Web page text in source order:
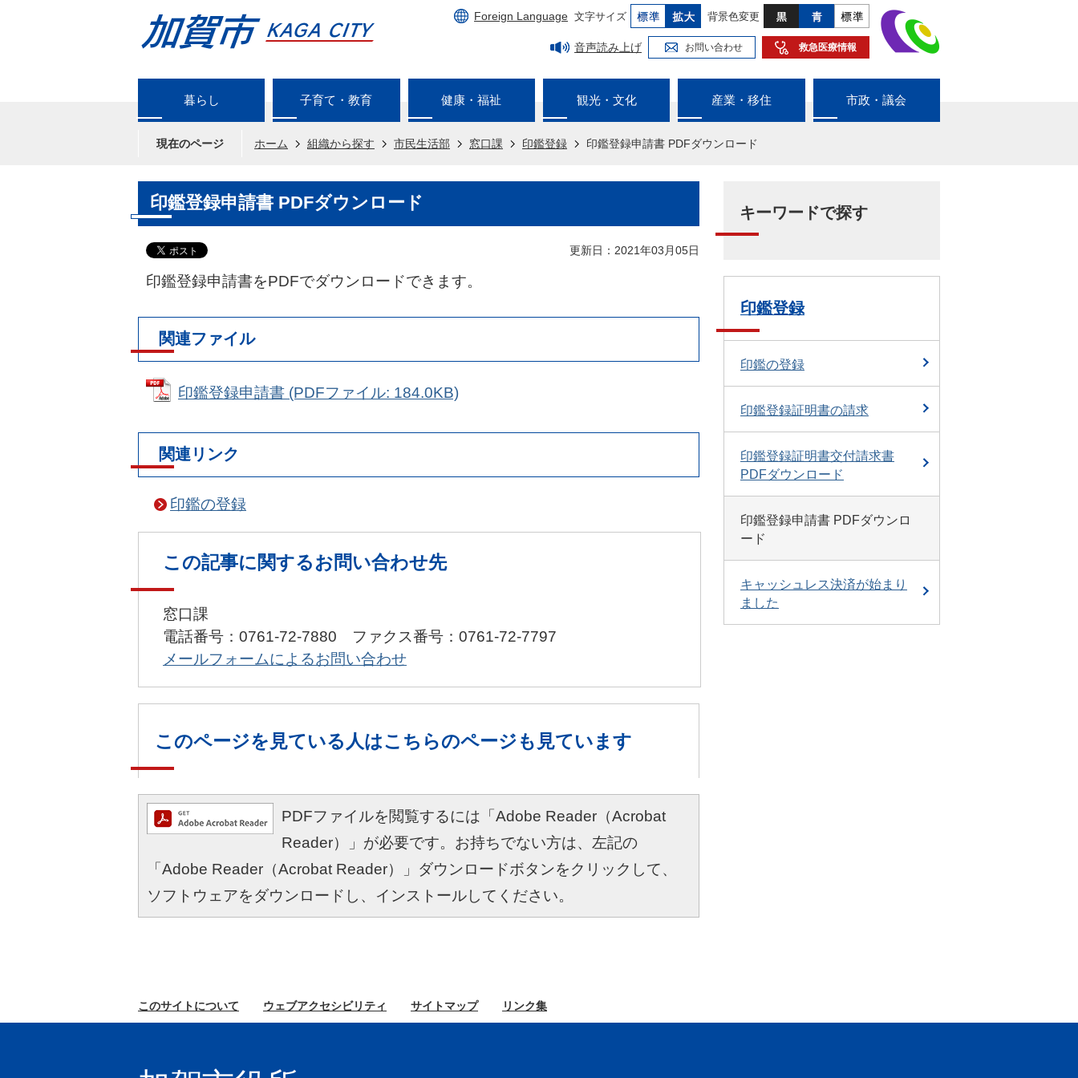
Foreign Language 文字サイズ 背景色変更
音声読み上げ お問い合わせ 救急医療情報
暮らし 子育て・教育 健康・福祉 観光・文化 産業・移住 市政・議会
現在のページ ホーム 組織から探す 市民生活部 窓口課 印鑑登録 印鑑登録申請書 PDFダウンロード
印鑑登録申請書 PDFダウンロード
更新日：2021年03月05日
印鑑登録申請書をPDFでダウンロードできます。
関連ファイル
印鑑登録申請書 (PDFファイル: 184.0KB)
関連リンク
印鑑の登録
この記事に関するお問い合わせ先
窓口課
電話番号：0761-72-7880 ファクス番号：0761-72-7797
メールフォームによるお問い合わせ
このページを見ている人はこちらのページも見ています
PDFファイルを閲覧するには「Adobe Reader（Acrobat
Reader）」が必要です。お持ちでない方は、左記の
「Adobe Reader（Acrobat Reader）」ダウンロードボタンをクリックして、
ソフトウェアをダウンロードし、インストールしてください。
キーワードで探す
印鑑登録
印鑑の登録
印鑑登録証明書の請求
印鑑登録証明書交付請求書
PDFダウンロード
印鑑登録申請書 PDFダウンロ
ード
キャッシュレス決済が始まり
ました
このサイトについて ウェブアクセシビリティ サイトマップ リンク集